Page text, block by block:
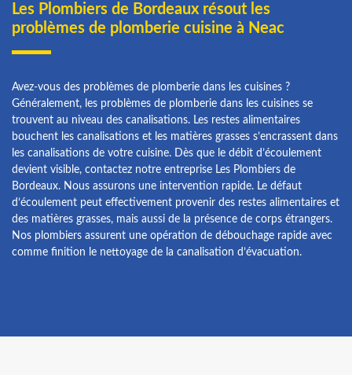
Les Plombiers de Bordeaux résout les
problèmes de plomberie cuisine à Neac
Avez-vous des problèmes de plomberie dans les cuisines ?
Généralement, les problèmes de plomberie dans les cuisines se
trouvent au niveau des canalisations. Les restes alimentaires
bouchent les canalisations et les matières grasses s’encrassent dans
les canalisations de votre cuisine. Dès que le débit d’écoulement
devient visible, contactez notre entreprise Les Plombiers de
Bordeaux. Nous assurons une intervention rapide. Le défaut
d’écoulement peut effectivement provenir des restes alimentaires et
des matières grasses, mais aussi de la présence de corps étrangers.
Nos plombiers assurent une opération de débouchage rapide avec
comme finition le nettoyage de la canalisation d’évacuation.